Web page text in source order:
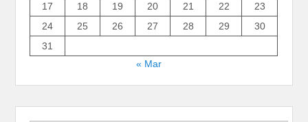
17
18 19 20 21 22
23
24
25 26 27 28 29
30
31
« Mar